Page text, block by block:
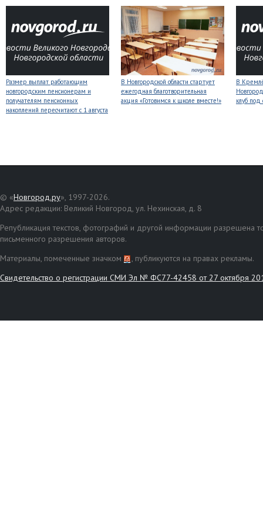
Размер выплат работающим
новгородским пенсионерам и
получателям пенсионных
накоплений пересчитают с 1 августа
В Новгородской области стартует
ежегодная благотворительная
акция «Готовимся к школе вместе!»
В
клуб
© «Новгород.ру», 1997-2026.
Адрес редакции: Великий Новгород, ул. Нехинская, д. 8
Републикация текстов, фотографий и другой информации разрешена
письменного разрешения авторов.
Материалы, помеченные значком
, публикуются на правах рекламы.
Свидетельство о регистрации СМИ Эл № ФС77-42458 от 27 октября